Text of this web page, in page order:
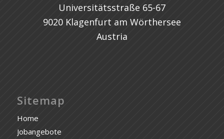
Universitätsstraße 65-67
9020 Klagenfurt am Wörthersee
Austria
Sitemap
Home
Jobangebote